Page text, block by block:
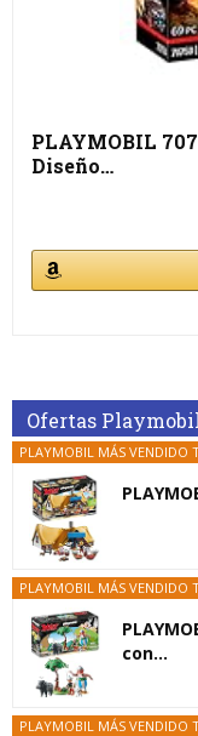
PLAYMOBIL
Diseño…
Ofertas
PLAYMOBIL MÁS VENDIDO
PLAYMOBIL MÁS VENDIDO
con...
PLAYMOBIL MÁS VENDIDO